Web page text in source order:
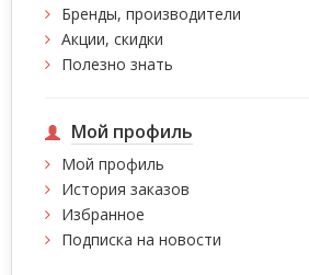
Бренды, производители
Акции, скидки
Полезно знать
Мой профиль
Мой профиль
История заказов
Избранное
Подписка на новости